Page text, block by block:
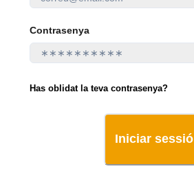
Contrasenya
Has oblidat la teva contrasenya?
Iniciar sessió